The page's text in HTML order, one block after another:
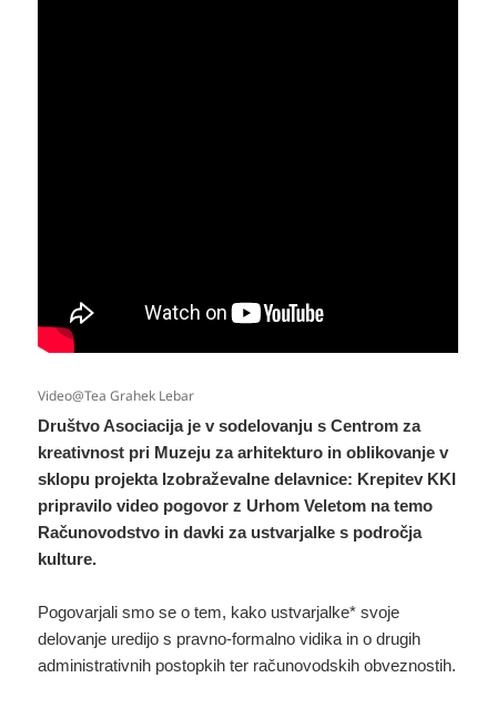
Video@Tea Grahek Lebar
Društvo Asociacija je v sodelovanju s Centrom za
kreativnost pri Muzeju za arhitekturo in oblikovanje v
sklopu projekta Izobraževalne delavnice: Krepitev KKI
pripravilo video pogovor z Urhom Veletom na temo
Računovodstvo in davki za ustvarjalke s področja
kulture.
Pogovarjali smo se o tem, kako ustvarjalke* svoje
delovanje uredijo s pravno-formalno vidika in o drugih
administrativnih postopkih ter računovodskih obveznostih.